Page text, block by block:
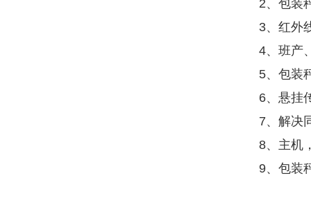
2、包装
3、红外
4、班产
5、包装
6、悬挂
7、解决
8、主机
9、包装